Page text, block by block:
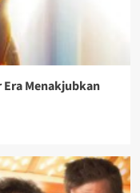
Menakjubkan